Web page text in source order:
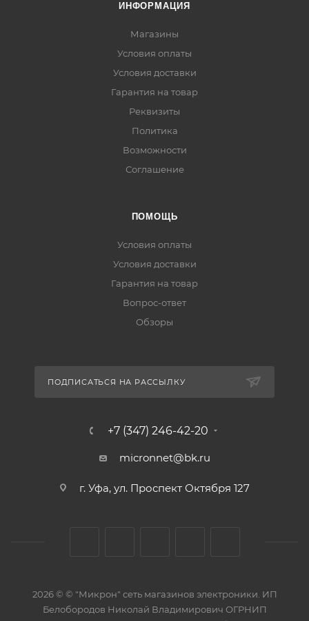
ИНФОРМАЦИЯ
Магазины
Условия оплаты
Условия доставки
Гарантия на товар
Реквизиты
Политика
Возможности
Соглашение
ПОМОЩЬ
Условия оплаты
Условия доставки
Гарантия на товар
Вопрос-ответ
Обзоры
ПОДПИСАТЬСЯ НА РАССЫЛКУ
+7 (347) 246-42-20
micronnet@bk.ru
г. Уфа, ул. Проспект Октября 127
2026 © © "Микрон" сеть магазинов электроники. ИП
Белобородов Николай Владимирович ОГРНИП